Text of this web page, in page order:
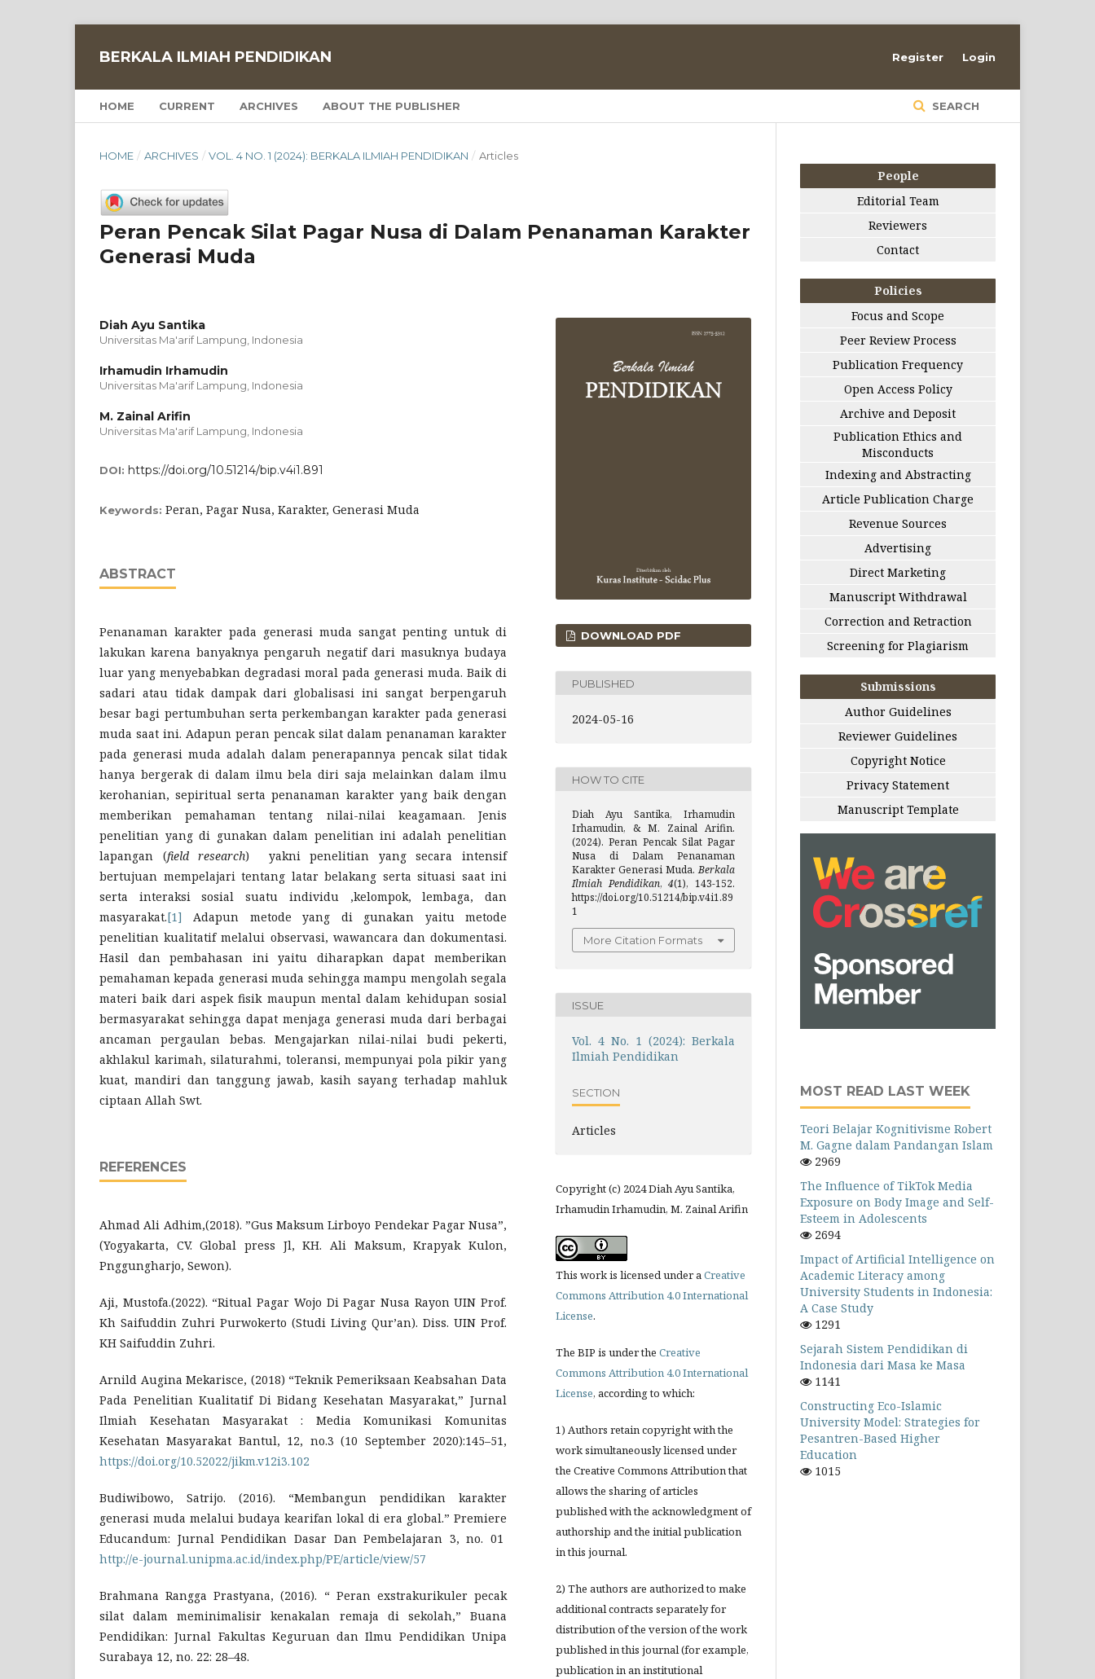
BERKALA ILMIAH PENDIDIKAN
HOME CURRENT ARCHIVES ABOUT THE PUBLISHER SEARCH
Register Login
HOME / ARCHIVES / VOL. 4 NO. 1 (2024): BERKALA ILMIAH PENDIDIKAN / Articles
Peran Pencak Silat Pagar Nusa di Dalam Penanaman Karakter
Generasi Muda
Diah Ayu Santika
Universitas Ma'arif Lampung, Indonesia
Irhamudin Irhamudin
Universitas Ma'arif Lampung, Indonesia
M. Zainal Arifin
Universitas Ma'arif Lampung, Indonesia
DOI: https://doi.org/10.51214/bip.v4i1.891
Keywords: Peran, Pagar Nusa, Karakter, Generasi Muda
ABSTRACT
Penanaman karakter pada generasi muda sangat penting untuk di
lakukan karena banyaknya pengaruh negatif dari masuknya budaya
luar yang menyebabkan degradasi moral pada generasi muda. Baik di
sadari atau tidak dampak dari globalisasi ini sangat berpengaruh
besar bagi pertumbuhan serta perkembangan karakter pada generasi
muda saat ini. Adapun peran pencak silat dalam penanaman karakter
pada generasi muda adalah dalam penerapannya pencak silat tidak
hanya bergerak di dalam ilmu bela diri saja melainkan dalam ilmu
kerohanian, sepiritual serta penanaman karakter yang baik dengan
memberikan pemahaman tentang nilai-nilai keagamaan. Jenis
penelitian yang di gunakan dalam penelitian ini adalah penelitian
lapangan (field research) yakni penelitian yang secara intensif
bertujuan mempelajari tentang latar belakang serta situasi saat ini
serta interaksi sosial suatu individu ,kelompok, lembaga, dan
masyarakat.[1]
Adapun metode yang di gunakan yaitu metode
penelitian kualitatif melalui observasi, wawancara dan dokumentasi.
Hasil dan pembahasan ini yaitu diharapkan dapat memberikan
pemahaman kepada generasi muda sehingga mampu mengolah segala
materi baik dari aspek fisik maupun mental dalam kehidupan sosial
bermasyarakat sehingga dapat menjaga generasi muda dari berbagai
ancaman pergaulan bebas. Mengajarkan nilai-nilai budi pekerti,
akhlakul karimah, silaturahmi, toleransi, mempunyai pola pikir yang
kuat, mandiri dan tanggung jawab, kasih sayang terhadap mahluk
ciptaan Allah Swt.
REFERENCES
Ahmad Ali Adhim,(2018). ”Gus Maksum Lirboyo Pendekar Pagar Nusa”,
(Yogyakarta, CV. Global press Jl, KH. Ali Maksum, Krapyak Kulon,
Pnggungharjo, Sewon).
Aji, Mustofa.(2022). “Ritual Pagar Wojo Di Pagar Nusa Rayon UIN Prof.
Kh Saifuddin Zuhri Purwokerto (Studi Living Qur’an). Diss. UIN Prof.
KH Saifuddin Zuhri.
Arnild Augina Mekarisce, (2018) “Teknik Pemeriksaan Keabsahan Data
Pada Penelitian Kualitatif Di Bidang Kesehatan Masyarakat,” Jurnal
Ilmiah Kesehatan Masyarakat : Media Komunikasi Komunitas
Kesehatan Masyarakat Bantul, 12, no.3 (10 September 2020):145–51,
https://doi.org/10.52022/jikm.v12i3.102
Budiwibowo, Satrijo. (2016). “Membangun pendidikan karakter
generasi muda melalui budaya kearifan lokal di era global.” Premiere
Educandum: Jurnal Pendidikan Dasar Dan Pembelajaran 3, no. 01
http://e-journal.unipma.ac.id/index.php/PE/article/view/57
Brahmana Rangga Prastyana, (2016). “ Peran exstrakurikuler pecak
silat dalam meminimalisir kenakalan remaja di sekolah,” Buana
Pendidikan: Jurnal Fakultas Keguruan dan Ilmu Pendidikan Unipa
Surabaya 12, no. 22: 28–48.
DOWNLOAD PDF
PUBLISHED
2024-05-16
HOW TO CITE
Diah Ayu Santika, Irhamudin
Irhamudin, & M. Zainal Arifin.
(2024). Peran Pencak Silat Pagar
Nusa di Dalam Penanaman
Karakter Generasi Muda.Berkala
Ilmiah Pendidikan,4(1), 143-152.
https://doi.org/10.51214/bip.v4i1.89
1
More Citation Formats
ISSUE
Vol. 4 No. 1 (2024): Berkala
Ilmiah Pendidikan
SECTION
Articles
Copyright (c) 2024 Diah Ayu Santika,
Irhamudin Irhamudin, M. Zainal Arifin
This work is licensed under aCreative
Commons Attribution 4.0 International
License.
The BIP is under the Creative
Commons Attribution 4.0 International
License, according to which:
1) Authors retain copyright with the
work simultaneously licensed under
the Creative Commons Attribution that
allows the sharing of articles
published with the acknowledgment of
authorship and the initial publication
in this journal.
2) The authors are authorized to make
additional contracts separately for
distribution of the version of the work
published in this journal (for example,
publication in an institutional
People
Editorial Team
Reviewers
Contact
Policies
Focus and Scope
Peer Review Process
Publication Frequency
Open Access Policy
Archive and Deposit
Publication Ethics and
Misconducts
Indexing and Abstracting
Article Publication Charge
Revenue Sources
Advertising
Direct Marketing
Manuscript Withdrawal
Correction and Retraction
Screening for Plagiarism
Submissions
Author Guidelines
Reviewer Guidelines
Copyright Notice
Privacy Statement
Manuscript Template
MOST READ LAST WEEK
Teori Belajar Kognitivisme Robert
M. Gagne dalam Pandangan Islam
2969
The Influence of TikTok Media
Exposure on Body Image and Self-
Esteem in Adolescents
2694
Impact of Artificial Intelligence on
Academic Literacy among
University Students in Indonesia:
A Case Study
1291
Sejarah Sistem Pendidikan di
Indonesia dari Masa ke Masa
1141
Constructing Eco-Islamic
University Model: Strategies for
Pesantren-Based Higher
Education
1015